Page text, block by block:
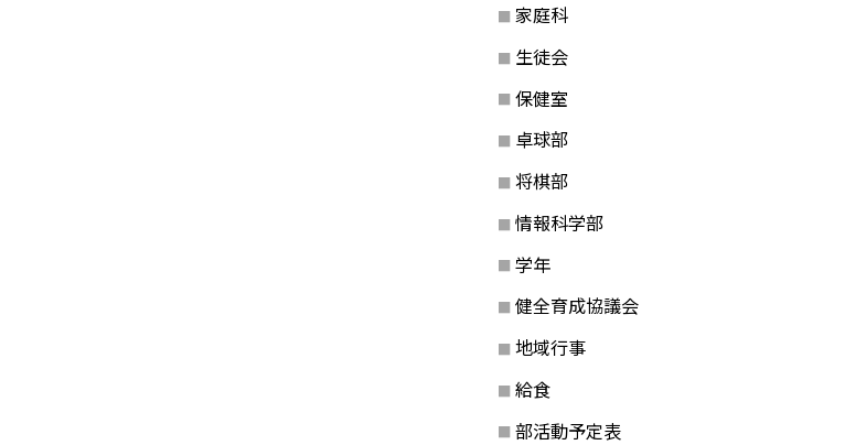
家庭科
生徒会
保健室
卓球部
将棋部
情報科学部
学年
健全育成協議会
地域行事
給食
部活動予定表